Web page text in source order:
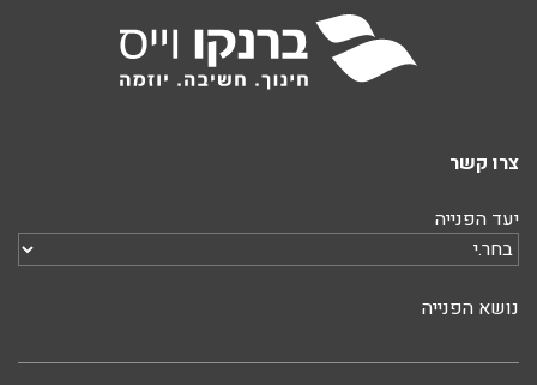
צרו קשר
יעד הפנייה
נושא הפנייה